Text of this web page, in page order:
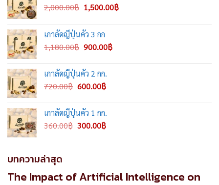
2,000.00฿ Original
was:
2,000.00฿.
1,500.00฿Current
เกาลัดญี่ปุ่นคั่ว 3 กก
1,180.00฿ Original
was:
1,180.00฿.
900.00฿Current
เกาลัดญี่ปุ่นคั่ว 2 กก.
720.00฿ Original
was:
720.00฿.
600.00฿Current
600.00฿.
เกาลัดญี่ปุ่นคั่ว 1 กก.
360.00฿ Original
300.00฿Current
บทความล่าสุด
The Impact of Artificial Intelligence on